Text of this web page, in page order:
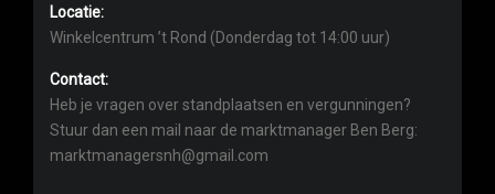
Locatie:
Winkelcentrum ’t Rond (Donderdag tot 14:00 uur)
Contact:
Heb je vragen over standplaatsen en vergunningen?
Stuur dan een mail naar de marktmanager Ben Berg:
marktmanagersnh@gmail.com